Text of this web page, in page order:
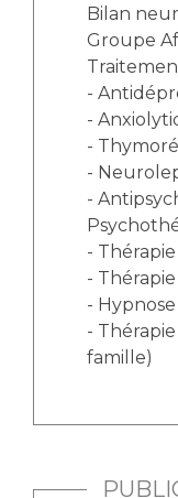
Bilan
Groupe
-
-
-
-
-
-
-
- Hypnose
-
famille)